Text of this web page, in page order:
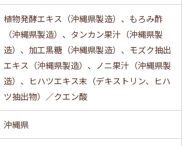
植物発酵エキス（沖縄県製造）、もろみ酢
（沖縄県製造）、タンカン果汁（沖縄県製
造）、加工黒糖（沖縄県製造）、モズク抽出
エキス（沖縄県製造）、ノニ果汁（沖縄県製
造）、ヒハツエキス末（デキストリン、ヒハ
ツ抽出物）／クエン酸
沖縄県